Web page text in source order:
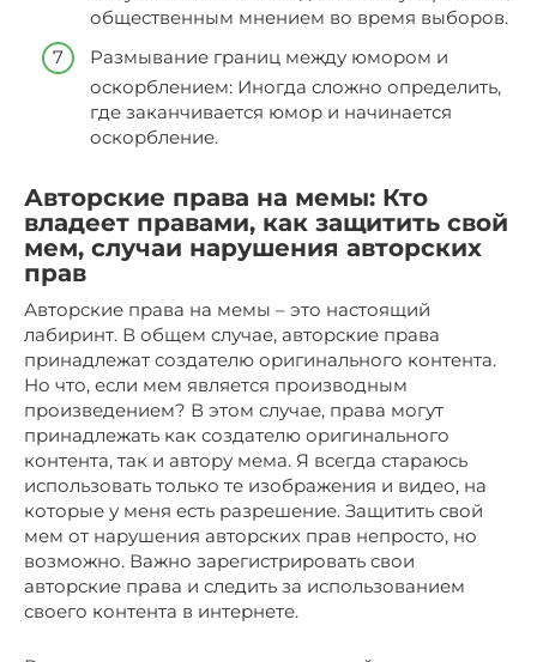
общественным мнением во время выборов.
Размывание границ между юмором и
оскорблением: Иногда сложно определить,
где заканчивается юмор и начинается
оскорбление.
Авторские права на мемы: Кто
владеет правами, как защитить свой
мем, случаи нарушения авторских
прав
Авторские права на мемы – это настоящий
лабиринт. В общем случае, авторские права
принадлежат создателю оригинального контента.
Но что, если мем является производным
произведением? В этом случае, права могут
принадлежать как создателю оригинального
контента, так и автору мема. Я всегда стараюсь
использовать только те изображения и видео, на
которые у меня есть разрешение. Защитить свой
мем от нарушения авторских прав непросто, но
возможно. Важно зарегистрировать свои
авторские права и следить за использованием
своего контента в интернете.